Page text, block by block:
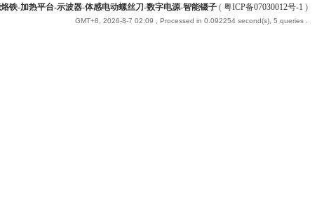
铁-加热平台-示波器-体感电动螺丝刀-数字电源-智能镊子( 粤ICP备07030012号-1 )
GMT+8, 2026-8-7 02:09 , Processed in 0.092254 second(s), 5 queries .